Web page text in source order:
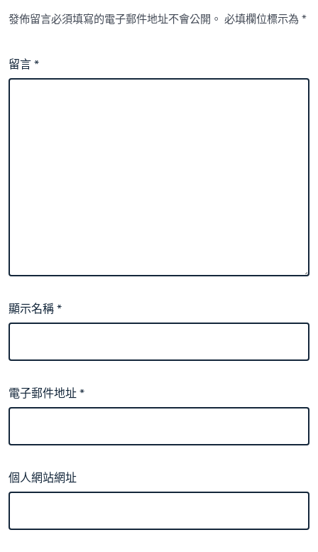
發佈留言必須填寫的電子郵件地址不會公開。 必填欄位標示為*
留言*
顯示名稱*
電子郵件地址*
個人網站網址